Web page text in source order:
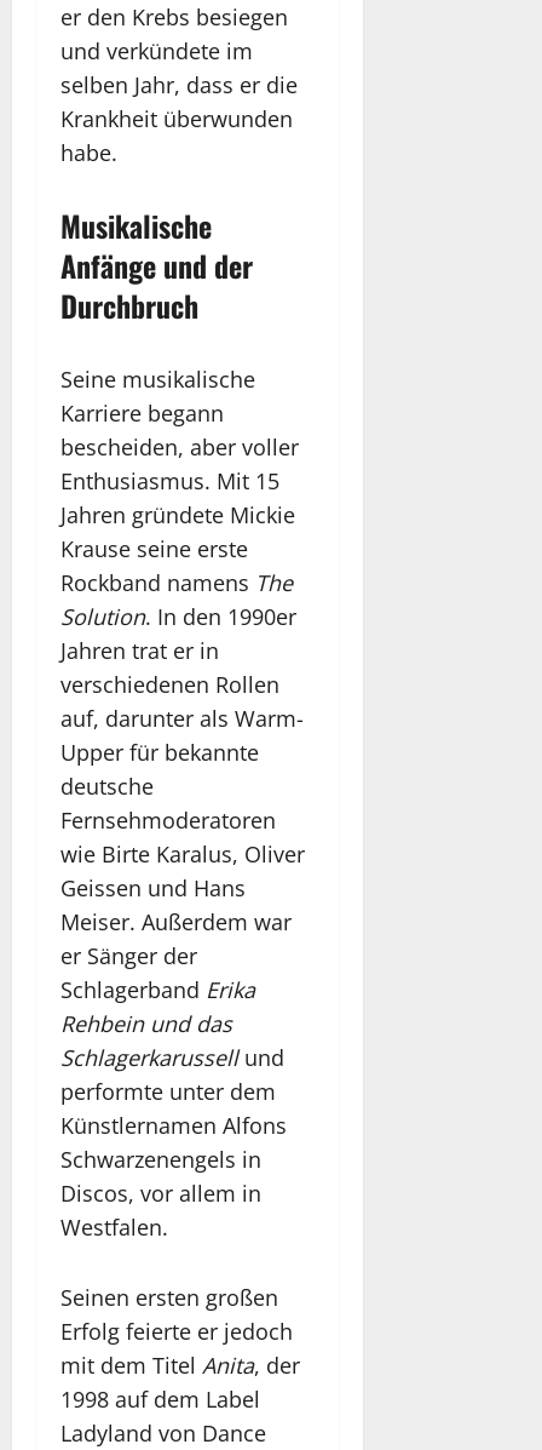
er den Krebs besiegen
und verkündete im
selben Jahr, dass er die
Krankheit überwunden
habe.
Musikalische
Anfänge und der
Durchbruch
Seine musikalische
Karriere begann
bescheiden, aber voller
Enthusiasmus. Mit 15
Jahren gründete Mickie
Krause seine erste
Rockband namens The
Solution. In den 1990er
Jahren trat er in
verschiedenen Rollen
auf, darunter als Warm-
Upper für bekannte
deutsche
Fernsehmoderatoren
wie Birte Karalus, Oliver
Geissen und Hans
Meiser. Außerdem war
er Sänger der
Schlagerband Erika
Rehbein und das
Schlagerkarussellund
performte unter dem
Künstlernamen Alfons
Schwarzenengels in
Discos, vor allem in
Westfalen.
Seinen ersten großen
Erfolg feierte er jedoch
mit dem Titel Anita, der
1998 auf dem Label
Ladyland von Dance